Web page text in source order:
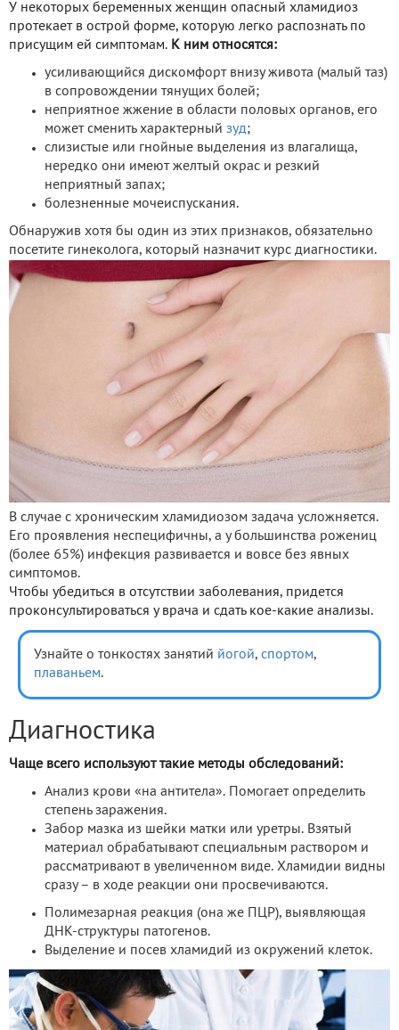
У некоторых беременных женщин опасный хламидиоз
протекает в острой форме, которую легко распознать по
присущим ей симптомам. К ним относятся:
усиливающийся дискомфорт внизу живота (малый таз)
в сопровождении тянущих болей;
неприятное жжение в области половых органов, его
может сменить характерный зуд;
слизистые или гнойные выделения из влагалища,
нередко они имеют желтый окрас и резкий
неприятный запах;
болезненные мочеиспускания.
Обнаружив хотя бы один из этих признаков, обязательно
посетите гинеколога, который назначит курс диагностики.
В случае с хроническим хламидиозом задача усложняется.
Его проявления неспецифичны, а у большинства рожениц
(более 65%) инфекция развивается и вовсе без явных
симптомов.
Чтобы убедиться в отсутствии заболевания, придется
проконсультироваться у врача и сдать кое-какие анализы.
Узнайте о тонкостях занятий йогой, спортом,
плаваньем.
Диагностика
Чаще всего используют такие методы обследований:
Анализ крови «на антитела». Помогает определить
степень заражения.
Забор мазка из шейки матки или уретры. Взятый
материал обрабатывают специальным раствором и
рассматривают в увеличенном виде. Хламидии видны
сразу – в ходе реакции они просвечиваются.
Полимезарная реакция (она же ПЦР), выявляющая
ДНК-структуры патогенов.
Выделение и посев хламидий из окружений клеток.